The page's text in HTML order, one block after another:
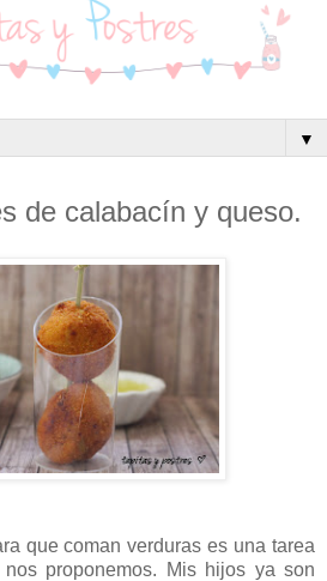
▼
de calabacín y queso.
que coman verduras es una tarea
proponemos. Mis hijos ya son